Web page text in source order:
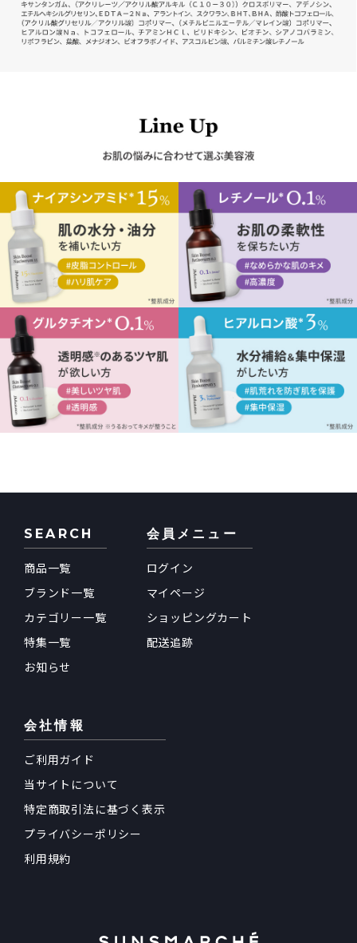
SEARCH
商品一覧
ブランド一覧
カテゴリー一覧
特集一覧
お知らせ
会員メニュー
ログイン
マイページ
ショッピングカート
配送追跡
会社情報
ご利用ガイド
当サイトについて
特定商取引法に基づく表示
プライバシーポリシー
利用規約